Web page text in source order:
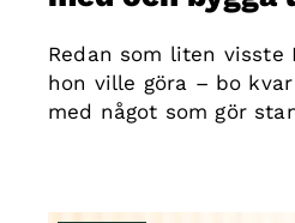
Redan som liten visste
hon ville göra – bo
med något som gör